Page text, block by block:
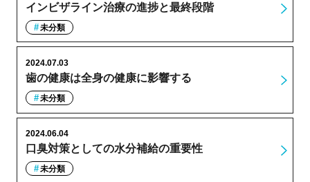
インビザライン治療の進捗と最終段階
未分類
歯の健康は全身の健康に影響する
2024.07.03
未分類
口臭対策としての水分補給の重要性
2024.06.04
未分類